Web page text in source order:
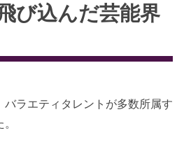
び込んだ芸能界
ラエティタレントが多数所属す